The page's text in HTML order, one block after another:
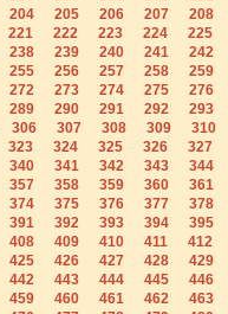
204 205 206 207
208
221 222 223 224
225
238 239 240 241
242
255 256 257 258
259
272 273 274 275
276
289 290 291 292
293
306 307 308 309
310
323 324 325 326
327
340 341 342 343
344
357 358 359 360
361
374 375 376 377
378
391 392 393 394
395
408 409 410 411
412
425 426 427 428
429
442 443 444 445
446
459 460 461 462
463